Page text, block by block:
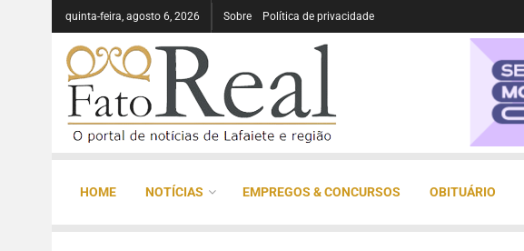
quinta-feira, agosto 6, 2026 Sobre Política de privacidade
HOME NOTÍCIAS EMPREGOS & CONCURSOS OBITUÁRIO